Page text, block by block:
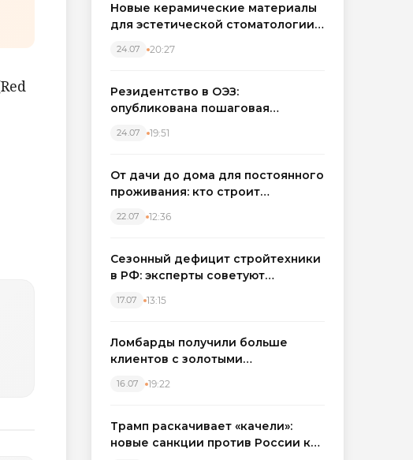
Новые керамические материалы
для эстетической стоматологии
24.07 20:27
Резидентство в ОЭЗ:
опубликована пошаговая
налоговых льгот для инвесторов
24.07 19:51
От дачи до дома для постоянного
проживания: кто строит
Западном регионе
22.07 12:36
Сезонный дефицит стройтехники
в РФ: эксперты советуют
17.07 13:15
Ломбарды получили больше
клиентов с золотыми
вырос на фоне подорожания
16.07 19:22
Трамп раскачивает «качели»:
новые санкции против России как